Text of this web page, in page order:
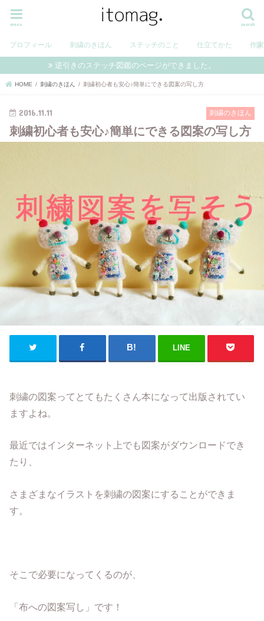
search
menu
プロフィール 刺繍のきほん ステッチのこと 仕立てかた 作
逆引きのステッチ図鑑のページができました。
HOME 刺繍のきほん 刺繍初心者も安心♪簡単にできる図案の写し方
刺繍のきほん
2016.11.11
刺繍初心者も安心♪簡単にできる図案の写し方
LINE
刺繍の図案ってとてもたくさん本になって出版されてい
ますよね。
最近ではインターネット上でも図案がダウンロードでき
たり、
さまざまなイラストを刺繍の図案にすることができま
す。
そこで必要になってくるのが、
「布への図案写し」です！